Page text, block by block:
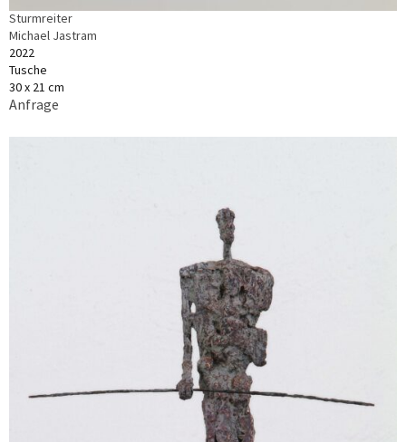
Sturmreiter
Michael Jastram
2022
Tusche
30 x 21 cm
Anfrage